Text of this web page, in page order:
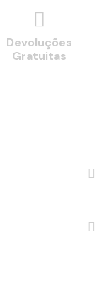
Devoluções
Gratuitas